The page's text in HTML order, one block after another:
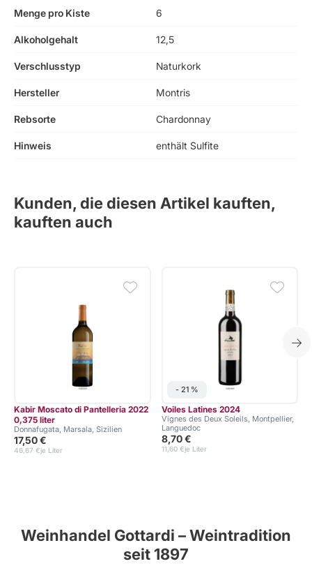
Menge pro Kiste 6
Alkoholgehalt 12,5
Verschlusstyp Naturkork
Hersteller Montris
Rebsorte Chardonnay
Hinweis enthält Sulfite
Kunden, die diesen Artikel kauften,
kauften auch
Kabir Moscato di Pantelleria 2022
0,375 liter
Donnafugata, Marsala, Sizilien
17,50 €
je Liter
46,67 €
- 21 %
Voiles Latines 2024
Vignes des Deux Soleils, Montpellier,
Languedoc
8,70 €
je Liter
11,60 €
Weinhandel Gottardi – Weintradition
seit 1897